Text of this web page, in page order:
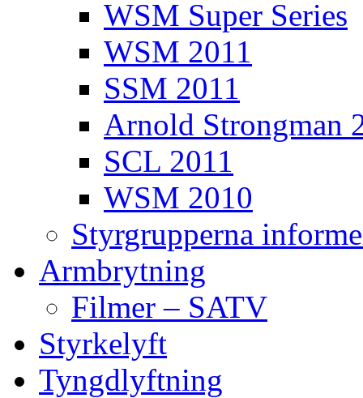
WSM Super Series
WSM 2011
SSM 2011
Arnold Strongman
SCL 2011
WSM 2010
Styrgrupperna
Armbrytning
Filmer – SATV
Styrkelyft
Tyngdlyftning